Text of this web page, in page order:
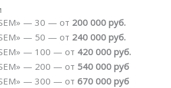
— 30 — от 200 000 руб.
— 50 — от 240 000 руб.
— 100 — от 420 000 руб.
— 200 — от 540 000 руб
— 300 — от 670 000 руб